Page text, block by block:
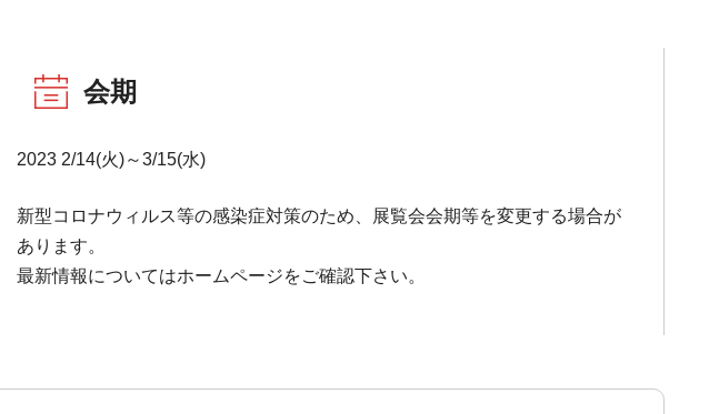
会期
2023 2/14(火)～3/15(水)
新型コロナウィルス等の感染症対策のため、展覧会会期等を変更する場合が
あります。
最新情報についてはホームページをご確認下さい。